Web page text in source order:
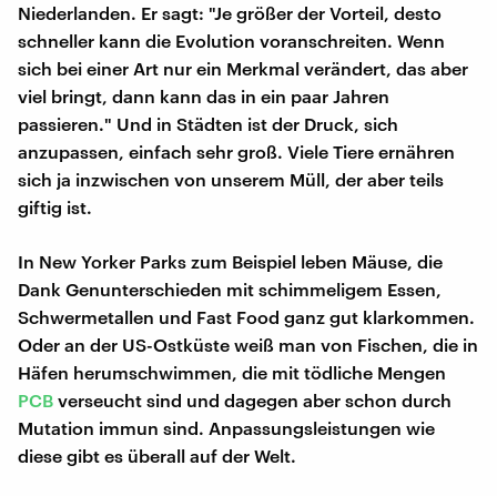
Niederlanden. Er sagt: "Je größer der Vorteil, desto
schneller kann die Evolution voranschreiten. Wenn
sich bei einer Art nur ein Merkmal verändert, das aber
viel bringt, dann kann das in ein paar Jahren
passieren." Und in Städten ist der Druck, sich
anzupassen, einfach sehr groß. Viele Tiere ernähren
sich ja inzwischen von unserem Müll, der aber teils
giftig ist.
In New Yorker Parks zum Beispiel leben Mäuse, die
Dank Genunterschieden mit schimmeligem Essen,
Schwermetallen und Fast Food ganz gut klarkommen.
Oder an der US-Ostküste weiß man von Fischen, die in
Häfen herumschwimmen, die mit tödliche Mengen
PCB verseucht sind und dagegen aber schon durch
Mutation immun sind. Anpassungsleistungen wie
diese gibt es überall auf der Welt.